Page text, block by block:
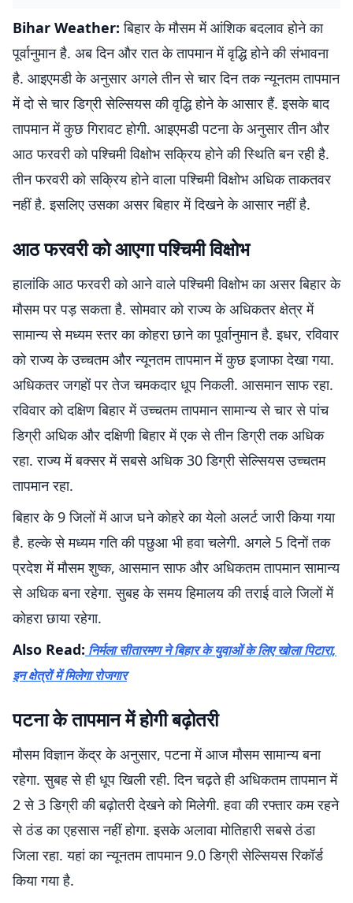
Bihar Weather:बिहार के मौसम में आंशिक बदलाव होने का
पूर्वानुमान है. अब दिन और रात के तापमान में वृद्धि होने की संभावना
है. आइएमडी के अनुसार अगले तीन से चार दिन तक न्यूनतम तापमान
में दो से चार डिग्री सेल्सियस की वृद्धि होने के आसार हैं. इसके बाद
तापमान में कुछ गिरावट होगी. आइएमडी पटना के अनुसार तीन और
आठ फरवरी को पश्चिमी विक्षोभ सक्रिय होने की स्थिति बन रही है.
तीन फरवरी को सक्रिय होने वाला पश्चिमी विक्षोभ अधिक ताकतवर
नहीं है. इसलिए उसका असर बिहार में दिखने के आसार नहीं है.
आठ फरवरी को आएगा पश्चिमी विक्षोभ
हालांकि आठ फरवरी को आने वाले पश्चिमी विक्षोभ का असर बिहार के
मौसम पर पड़ सकता है. सोमवार को राज्य के अधिकतर क्षेत्र में
सामान्य से मध्यम स्तर का कोहरा छाने का पूर्वानुमान है. इधर, रविवार
को राज्य के उच्चतम और न्यूनतम तापमान में कुछ इजाफा देखा गया.
अधिकतर जगहों पर तेज चमकदार धूप निकली. आसमान साफ रहा.
रविवार को दक्षिण बिहार में उच्चतम तापमान सामान्य से चार से पांच
डिग्री अधिक और दक्षिणी बिहार में एक से तीन डिग्री तक अधिक
रहा. राज्य में बक्सर में सबसे अधिक 30 डिग्री सेल्सियस उच्चतम
तापमान रहा.
बिहार के 9 जिलों में आज घने कोहरे का येलो अलर्ट जारी किया गया
है. हल्के से मध्यम गति की पछुआ भी हवा चलेगी. अगले 5 दिनों तक
प्रदेश में मौसम शुष्क, आसमान साफ और अधिकतम तापमान सामान्य
से अधिक बना रहेगा. सुबह के समय हिमालय की तराई वाले जिलों में
कोहरा छाया रहेगा.
Also Read: निर्मला सीतारमण ने बिहार के युवाओं के लिए खोला पिटारा,
इन क्षेत्रों में मिलेगा रोजगार
पटना के तापमान में होगी बढ़ोतरी
मौसम विज्ञान केंद्र के अनुसार, पटना में आज मौसम सामान्य बना
रहेगा. सुबह से ही धूप खिली रही. दिन चढ़ते ही अधिकतम तापमान में
2 से 3 डिग्री की बढ़ोतरी देखने को मिलेगी. हवा की रफ्तार कम रहने
से ठंड का एहसास नहीं होगा. इसके अलावा मोतिहारी सबसे ठंडा
जिला रहा. यहां का न्यूनतम तापमान 9.0 डिग्री सेल्सियस रिकॉर्ड
किया गया है.